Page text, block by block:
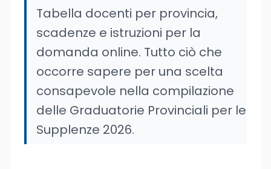
Tabella docenti per provincia,
scadenze e istruzioni per la
domanda online. Tutto ciò che
occorre sapere per una scelta
consapevole nella compilazione
delle Graduatorie Provinciali per le
Supplenze 2026.